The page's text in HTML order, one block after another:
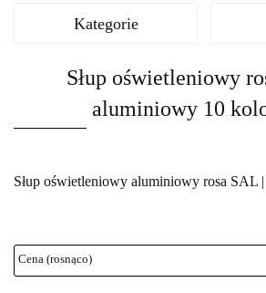
Kategorie
Słup oświetleniowy
aluminiowy 10
Słup oświetleniowy aluminiowy rosa SAL